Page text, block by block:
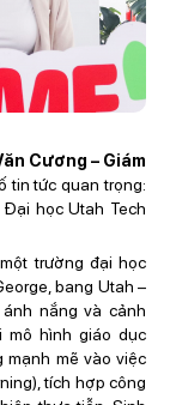
Cương – Giám
tin tức quan trọng:
học Utah Tech
trường đại học
bang Utah –
nắng và cảnh
mô hình giáo dục
mạnh mẽ vào việc
tích hợp công